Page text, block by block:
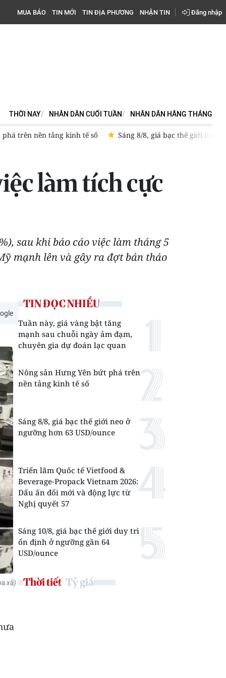
MUA BÁO TIN MỚI TIN ĐỊA PHƯƠNG NHẬN TIN Đăng nhập
THỜI NAY NHÂN DÂN CUỐI TUẦN NHÂN DÂN HẰNG THÁNG
nền tảng kinh tế số Sáng 8/8, giá bạc thế giới neo ở
làm tích cực
sau khi báo cáo việc làm tháng 5
mạnh lên và gây ra đợt bán tháo
xã)
TIN ĐỌC NHIỀU
Tuần này, giá vàng bật tăng
mạnh sau chuỗi ngày ảm đạm,
chuyên gia dự đoán lạc quan
Nông sản Hưng Yên bứt phá trên
nền tảng kinh tế số
Sáng 8/8, giá bạc thế giới neo ở
ngưỡng hơn 63 USD/ounce
Triển lãm Quốc tế Vietfood &
Beverage-Propack Vietnam 2026:
Dấu ấn đổi mới và động lực từ
Nghị quyết 57
Sáng 10/8, giá bạc thế giới duy trì
ổn định ở ngưỡng gần 64
USD/ounce
Thời tiết Tỷ giá